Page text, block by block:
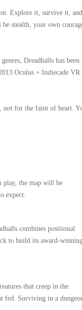
Explore it, survive it, and
stealth, your own
Dreadhalls has been
Oculus + Indiecade VR
not for the faint of heart.
play, the map will be
expect.
combines positional
to build its award-
that creep in the
fed. Surviving in a